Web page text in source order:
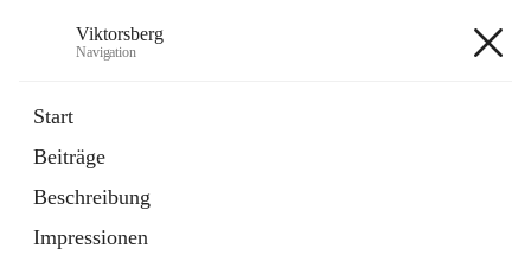
Viktorsberg
Navigation
Start
Beiträge
Beschreibung
Impressionen
1 Schnellzugriff
Bürgerservice